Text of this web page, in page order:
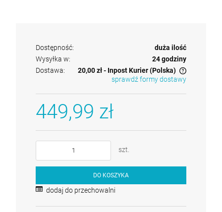
Dostępność:
duża ilość
Wysyłka w:
24 godziny
Dostawa:
20,00 zł- Inpost Kurier(Polska)
Cena nie zawiera ewentualnych kosztów płatności
sprawdź formy dostawy
449,99 zł
szt.
DO KOSZYKA
dodaj do przechowalni